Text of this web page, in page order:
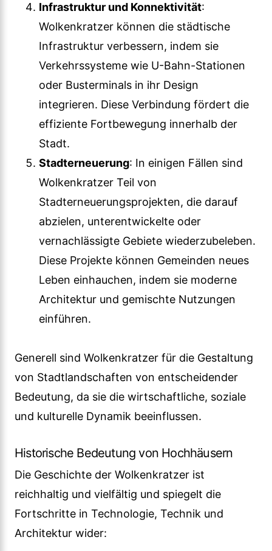
Infrastruktur und Konnektivität:
Wolkenkratzer können die städtische
Infrastruktur verbessern, indem sie
Verkehrssysteme wie U-Bahn-Stationen
oder Busterminals in ihr Design
integrieren. Diese Verbindung fördert die
effiziente Fortbewegung innerhalb der
Stadt.
Stadterneuerung: In einigen Fällen sind
Wolkenkratzer Teil von
Stadterneuerungsprojekten, die darauf
abzielen, unterentwickelte oder
vernachlässigte Gebiete wiederzubeleben.
Diese Projekte können Gemeinden neues
Leben einhauchen, indem sie moderne
Architektur und gemischte Nutzungen
einführen.
Generell sind Wolkenkratzer für die Gestaltung
von Stadtlandschaften von entscheidender
Bedeutung, da sie die wirtschaftliche, soziale
und kulturelle Dynamik beeinflussen.
Historische Bedeutung von Hochhäusern
Die Geschichte der Wolkenkratzer ist
reichhaltig und vielfältig und spiegelt die
Fortschritte in Technologie, Technik und
Architektur wider: